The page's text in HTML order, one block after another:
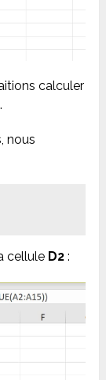
calculer
nous
cellule D2 :